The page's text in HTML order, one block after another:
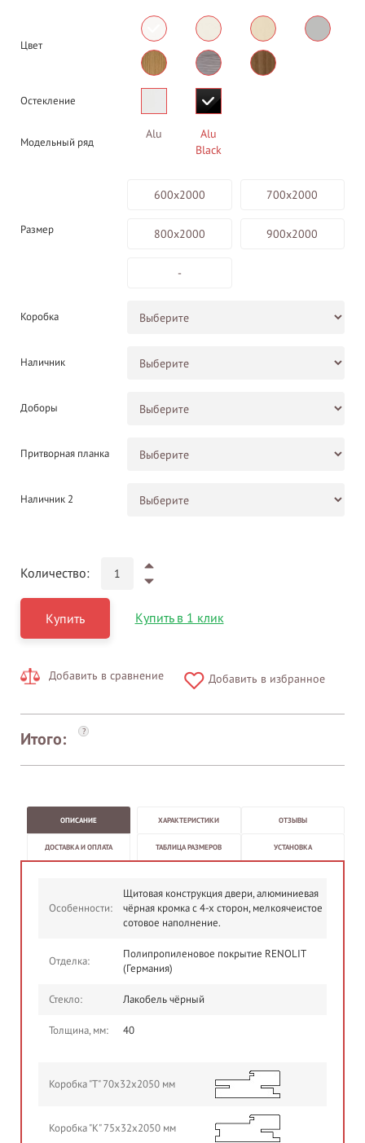
Цвет
Остекление
Модельный ряд
Alu
Alu
Black
Размер
600х2000 700х2000
800х2000 900х2000
-
Коробка
Наличник
Доборы
Притворная планка
Наличник 2
Количество:
Купить Купить в 1 клик
Добавить в сравнение Добавить в избранное
Итого: ?
ОПИСАНИЕ ХАРАКТЕРИСТИКИ ОТЗЫВЫ
ДОСТАВКА И ОПЛАТА ТАБЛИЦА РАЗМЕРОВ УСТАНОВКА
Особенности:
Щитовая конструкция двери, алюминиевая
чёрная кромка с 4-х сторон, мелкоячеистое
сотовое наполнение.
Отделка:
Полипропиленовое покрытие RENOLIT
(Германия)
Стекло: Лакобель чёрный
Толщина, мм: 40
Коробка "Т" 70х32х2050 мм
Коробка "К" 75х32х2050 мм